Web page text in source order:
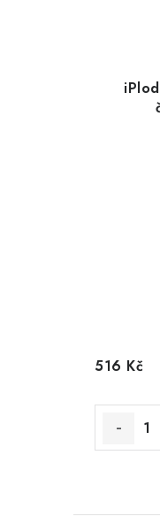
516 Kč